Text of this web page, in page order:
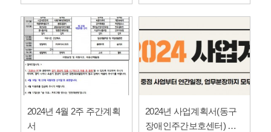
2024년 4월 2주 주간계획
서
2024년 사업계획서(동구
장애인주간보호센터) 게